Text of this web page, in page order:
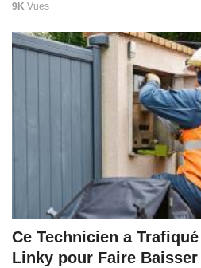
9K Vues
Ce Technicien a
Linky pour Faire